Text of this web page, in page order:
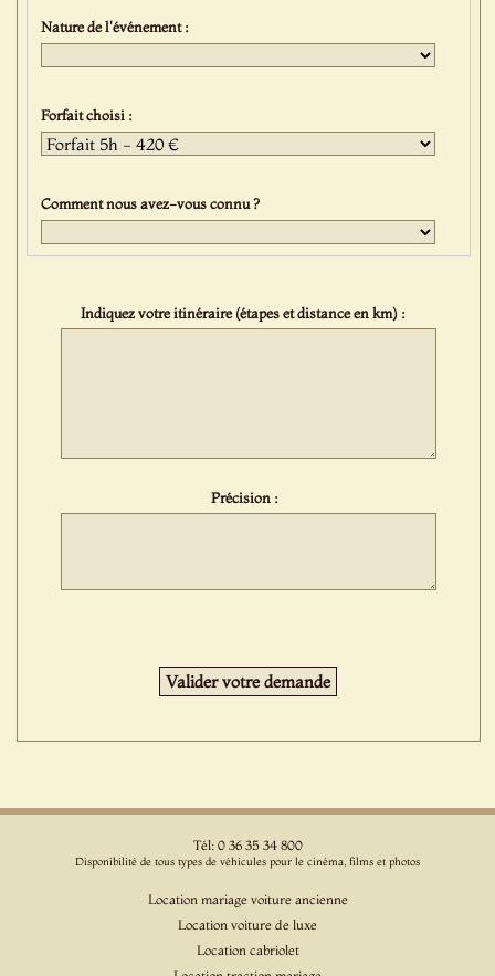
Nature de l'événement :
Forfait choisi :
Comment nous avez-vous connu ?
Indiquez votre itinéraire (étapes et distance en km) :
Précision :
Tél: 0 36 35 34 800
Disponibilité de tous types de véhicules pour le cinéma, films et photos
Location mariage voiture ancienne
Location voiture de luxe
Location cabriolet